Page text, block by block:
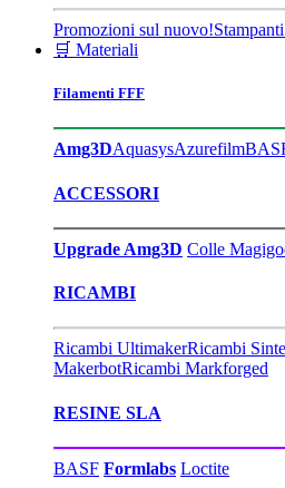
Promozioni sul nuovo!
🛒 Materiali
Filamenti FFF
Amg3DAquasysAzurefilm
ACCESSORI
Upgrade Amg3D Colle
RICAMBI
Ricambi UltimakerRicambi
MakerbotRicambi Markforged
RESINE SLA
BASF Formlabs Loctite